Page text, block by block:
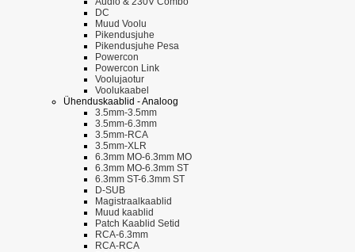
DC
Muud Voolu
Pikendusjuhe
Pikendusjuhe Pesa
Powercon
Powercon Link
Voolujaotur
Voolukaabel
Ühenduskaablid - Analoog
3.5mm-3.5mm
3.5mm-6.3mm
3.5mm-RCA
3.5mm-XLR
6.3mm MO-6.3mm MO
6.3mm MO-6.3mm ST
6.3mm ST-6.3mm ST
D-SUB
Magistraalkaablid
Muud kaablid
Patch Kaablid Setid
RCA-6.3mm
RCA-RCA